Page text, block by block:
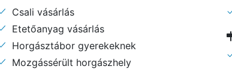
Csali vásárlás
Etetőanyag vásárlás
Horgásztábor gyerekeknek
Mozgássérült horgászhely